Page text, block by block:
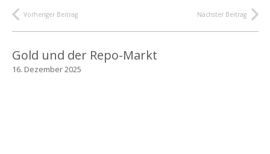
Vorheriger Beitrag Nächster Beitrag
Gold und der Repo-Markt
16. Dezember 2025